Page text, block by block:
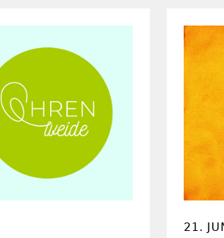
21.